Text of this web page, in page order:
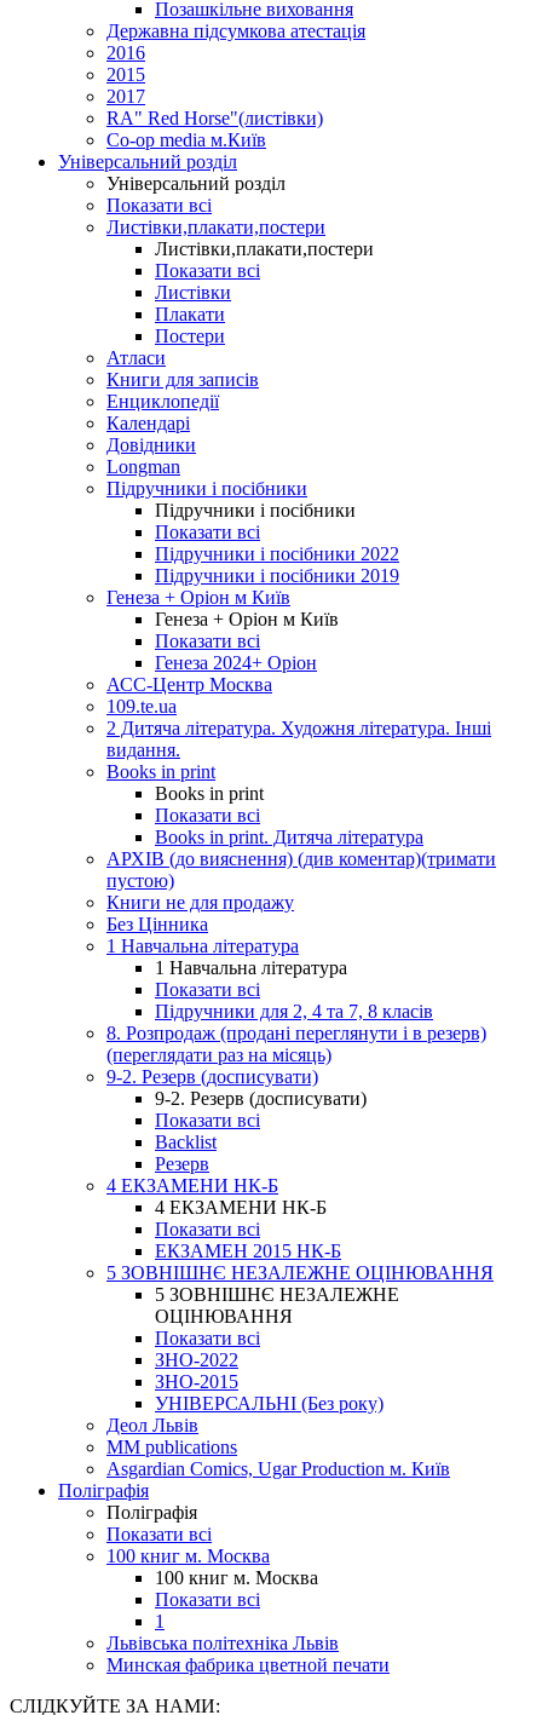
Позашкільне виховання
Державна підсумкова атестація
2016
2015
2017
RA" Red Horse"(листівки)
Co-op media м.Київ
Універсальний розділ
Універсальний розділ
Показати всі
Листівки,плакати,постери
Листівки,плакати,постери
Показати всі
Листівки
Плакати
Постери
Атласи
Книги для записів
Енциклопедії
Календарі
Довідники
Longman
Підручники і посібники
Підручники і посібники
Показати всі
Підручники і посібники 2022
Підручники і посібники 2019
Генеза + Оріон м Київ
Генеза + Оріон м Київ
Показати всі
Генеза 2024+ Оріон
АСС-Центр Москва
109.te.ua
2 Дитяча література. Художня література. Інші
видання.
Books in print
Books in print
Показати всі
Books in print. Дитяча література
АРХІВ (до вияснення) (див коментар)(тримати
пустою)
Книги не для продажу
Без Цінника
1 Навчальна література
1 Навчальна література
Показати всі
Підручники для 2, 4 та 7, 8 класів
8. Розпродаж (продані переглянути і в резерв)
(переглядати раз на місяць)
9-2. Резерв (досписувати)
9-2. Резерв (досписувати)
Показати всі
Backlist
Резерв
4 ЕКЗАМЕНИ НК-Б
4 ЕКЗАМЕНИ НК-Б
Показати всі
ЕКЗАМЕН 2015 НК-Б
5 ЗОВНІШНЄ НЕЗАЛЕЖНЕ ОЦІНЮВАННЯ
5 ЗОВНІШНЄ НЕЗАЛЕЖНЕ
ОЦІНЮВАННЯ
Показати всі
ЗНО-2022
ЗНО-2015
УНІВЕРСАЛЬНІ (Без року)
Деол Львів
MM publications
Asgardian Comics, Ugar Production м. Київ
Поліграфія
Поліграфія
Показати всі
100 книг м. Москва
100 книг м. Москва
Показати всі
1
Львівська політехніка Львів
Минская фабрика цветной печати
СЛІДКУЙТЕ ЗА НАМИ: